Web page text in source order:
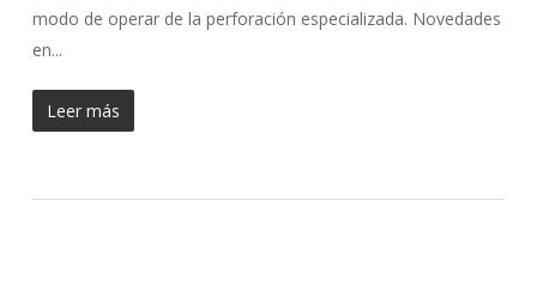
modo de operar de la perforación especializada. Novedades
en...
Leer más